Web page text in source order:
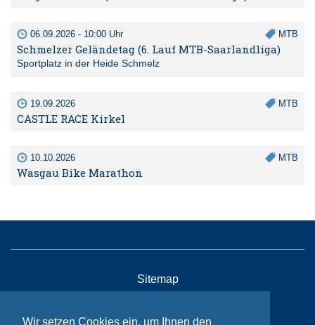
Wir setzen Cookies ein, um Ihnen den
06.09.2026 - 10:00 Uhr MTB
Schmelzer Geländetag (6. Lauf MTB-Saarlandliga)
Sportplatz in der Heide Schmelz
19.09.2026 MTB
CASTLE RACE Kirkel
10.10.2026 MTB
Wasgau Bike Marathon
Sitemap